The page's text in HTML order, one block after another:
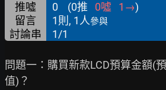
推噓 0 (0推 0噓 1 →)
留言
1則, 1人參與
討論串 1/1
問題一：購買新款LCD預算金額(
值)？